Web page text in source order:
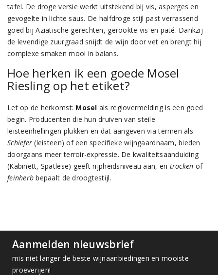
tafel. De droge versie werkt uitstekend bij vis, asperges en
gevogelte in lichte saus. De halfdroge stijl past verrassend
goed bij Aziatische gerechten, gerookte vis en paté. Dankzij
de levendige zuurgraad snijdt de wijn door vet en brengt hij
complexe smaken mooi in balans.
Hoe herken ik een goede Mosel
Riesling op het etiket?
Let op de herkomst: Mosel als regiovermelding is een goed
begin. Producenten die hun druiven van steile
leisteenhellingen plukken en dat aangeven via termen als
Schiefer (leisteen) of een specifieke wijngaardnaam, bieden
doorgaans meer terroir-expressie. De kwaliteitsaanduiding
(Kabinett, Spätlese) geeft rijpheidsniveau aan, en trocken of
feinherb bepaalt de droogtestijl.
Aanmelden nieuwsbrief
mis niet langer de beste wijnaanbiedingen en mooiste
proeverijen!